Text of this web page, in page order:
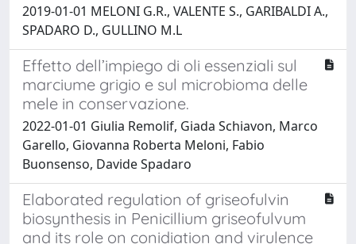
2019-01-01 MELONI G.R., VALENTE S., GARIBALDI A.,
SPADARO D., GULLINO M.L
Effetto dell’impiego di oli essenziali sul
marciume grigio e sul microbioma delle
mele in conservazione.
2022-01-01 Giulia Remolif, Giada Schiavon, Marco
Garello, Giovanna Roberta Meloni, Fabio
Buonsenso, Davide Spadaro
Elaborated regulation of griseofulvin
biosynthesis in Penicillium griseofulvum
and its role on conidiation and virulence